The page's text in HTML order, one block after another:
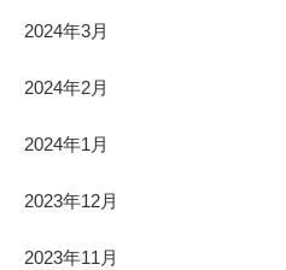
2024年3月
2024年2月
2024年1月
2023年12月
2023年11月